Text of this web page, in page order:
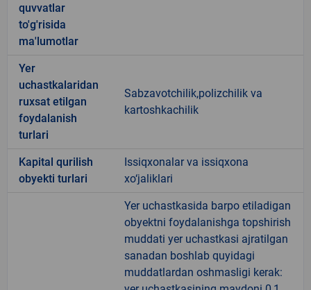
quvvatlar
to'g'risida
ma'lumotlar
Yer
uchastkalaridan
ruxsat etilgan
foydalanish
turlari
Sabzavotchilik,polizchilik va
kartoshkachilik
Kapital qurilish
obyekti turlari
Issiqxonalar va issiqxona
xo‘jaliklari
Yer uchastkasida barpo etiladigan
obyektni foydalanishga topshirish
muddati yer uchastkasi ajratilgan
sanadan boshlab quyidagi
muddatlardan oshmasligi kerak: